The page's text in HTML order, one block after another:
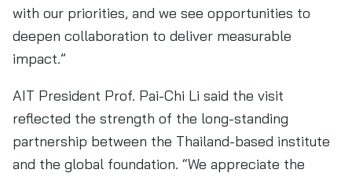
with our priorities, and we see opportunities to
deepen collaboration to deliver measurable
impact.”
AIT President Prof. Pai-Chi Li said the visit
reflected the strength of the long-standing
partnership between the Thailand-based institute
and the global foundation. “We appreciate the